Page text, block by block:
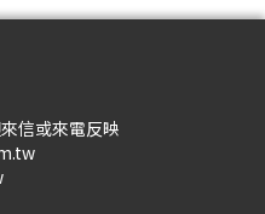
信或來電反映